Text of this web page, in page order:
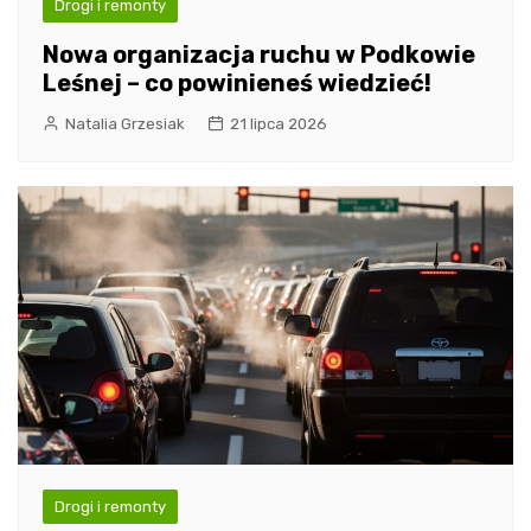
Drogi i remonty
Nowa organizacja ruchu w Podkowie
Leśnej – co powinieneś wiedzieć!
Natalia Grzesiak 21 lipca 2026
Drogi i remonty